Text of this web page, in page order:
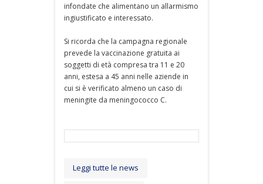
infondate che alimentano un allarmismo
ingiustificato e interessato.
Si ricorda che la campagna regionale
prevede la vaccinazione gratuita ai
soggetti di età compresa tra 11 e 20
anni, estesa a 45 anni nelle aziende in
cui si è verificato almeno un caso di
meningite da meningococco C.
Leggi tutte le news